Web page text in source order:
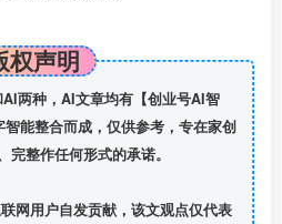
权声明
两种，AI文章均有【创业号AI智
能整合而成，仅供参考，专在家创
整作任何形式的承诺。
网用户自发贡献，该文观点仅代表